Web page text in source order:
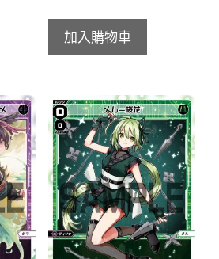
加入購物車